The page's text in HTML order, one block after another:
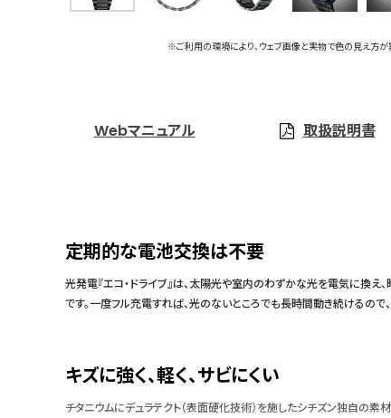
※ご利用の環境により、ウェブ画像と実物で色の見え方が
Webマニュアル 取扱説明書
定期的な電池交換は不要
光発電『エコ・ドライブ』は、太陽光や室内のわずかな光を電気に換
です。一度フル充電すれば、光のないところでも長時間動き続けるの
キズに強く、軽く、サビにくい
チタニウムにデュラテクト（表面硬化技術）を施したシチズン独自の素